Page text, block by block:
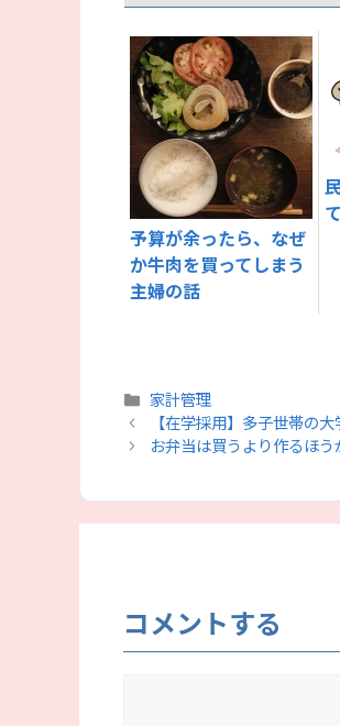
予算が余ったら、なぜ
か牛肉を買ってしまう
主婦の話
カ
テ
ゴ
家計管理
【在学採用】多子世帯の
お弁当は買うより作るほ
コメントする